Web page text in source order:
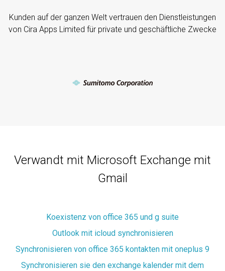
Kunden auf der ganzen Welt vertrauen den Dienstleistungen
von Cira Apps Limited für private und geschäftliche Zwecke
Verwandt mit Microsoft Exchange mit
Gmail
Koexistenz von office 365 und g suite
Outlook mit icloud synchronisieren
Synchronisieren von office 365 kontakten mit oneplus 9
Synchronisieren sie den exchange kalender mit dem